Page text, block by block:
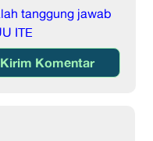
tanggung jawab
ITE
Kirim Komentar